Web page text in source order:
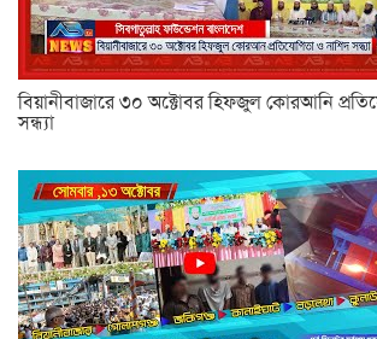
বিয়ানীবাজারে ৩০ অক্টোবর হিফজুল কোরআনি
সন্ধ্যা